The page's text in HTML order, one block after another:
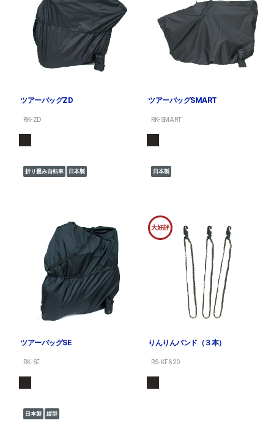
ツアーバッグZD
RK-ZD
折り畳み自転車 日本製
ツアーバッグSMART
RK-SMART
日本製
ツアーバッグSE
RK-SE
日本製 縦型
大好評
りんりんバンド（３本）
RS-KF620